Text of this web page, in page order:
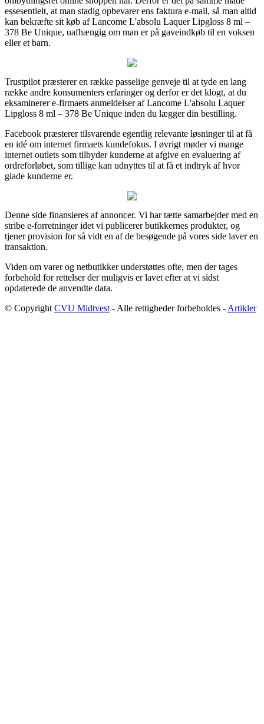
essesentielt, at man stadig opbevarer ens faktura e-mail, så man altid
kan bekræfte sit køb af Lancome L'absolu Laquer Lipgloss 8 ml –
378 Be Unique, uafhængig om man er på gaveindkøb til en voksen
eller et barn.
Trustpilot præsterer en række passelige genveje til at tyde en lang
række andre konsumenters erfaringer og derfor er det klogt, at du
eksaminerer e-firmaets anmeldelser af Lancome L'absolu Laquer
Lipgloss 8 ml – 378 Be Unique inden du lægger din bestilling.
Facebook præsterer tilsvarende egentlig relevante løsninger til at få
en idé om internet firmaets kundefokus. I øvrigt møder vi mange
internet outlets som tilbyder kunderne at afgive en evaluering af
ordreforløbet, som tillige kan udnyttes til at få et indtryk af hvor
glade kunderne er.
Denne side finansieres af annoncer. Vi har tætte samarbejder med en
stribe e-forretninger idet vi publicerer butikkernes produkter, og
tjener provision for så vidt en af de besøgende på vores side laver en
transaktion.
Viden om varer og netbutikker understøttes ofte, men der tages
forbehold for rettelser der muligvis er lavet efter at vi sidst
opdaterede de anvendte data.
© Copyright CVU Midtvest - Alle rettigheder forbeholdes - Artikler